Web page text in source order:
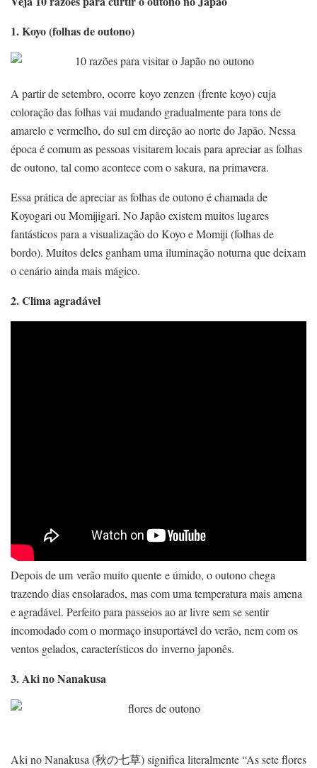
1. Koyo (folhas de outono)
A partir de setembro, ocorre koyo zenzen (frente koyo) cuja
coloração das folhas vai mudando gradualmente para tons de
amarelo e vermelho, do sul em direção ao norte do Japão. Nessa
época é comum as pessoas visitarem locais para apreciar as folhas
de outono, tal como acontece com o sakura, na primavera.
Essa prática de apreciar as folhas de outono é chamada de
Koyogari ou Momijigari. No Japão existem muitos lugares
fantásticos para a visualização do Koyo e Momiji (folhas de
bordo). Muitos deles ganham uma iluminação noturna que deixam
o cenário ainda mais mágico.
2. Clima agradável
Depois de um verão muito quente e úmido, o outono chega
trazendo dias ensolarados, mas com uma temperatura mais amena
e agradável. Perfeito para passeios ao ar livre sem se sentir
incomodado com o mormaço insuportável do verão, nem com os
ventos gelados, característicos do inverno japonês.
3. Aki no Nanakusa
Aki no Nanakusa (秋の七草) significa literalmente “As sete flores